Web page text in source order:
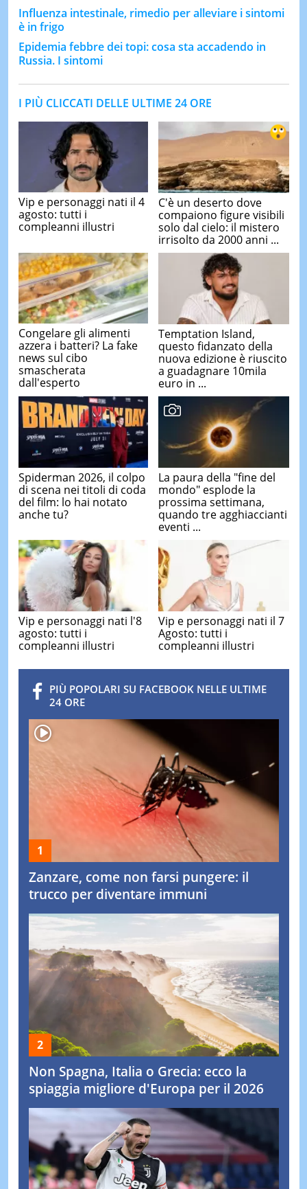
Influenza intestinale, rimedio per alleviare i sintomi
è in frigo
Epidemia febbre dei topi: cosa sta accadendo in
Russia. I sintomi
I PIÙ CLICCATI DELLE ULTIME 24 ORE
Vip e personaggi nati il 4
agosto: tutti i
compleanni illustri
C'è un deserto dove
compaiono figure visibili
solo dal cielo: il mistero
irrisolto da 2000 anni ...
Congelare gli alimenti
azzera i batteri? La fake
news sul cibo
smascherata
dall'esperto
Temptation Island,
questo fidanzato della
nuova edizione è riuscito
a guadagnare 10mila
euro in ...
Spiderman 2026, il colpo
di scena nei titoli di coda
del film: lo hai notato
anche tu?
La paura della "fine del
mondo" esplode la
prossima settimana,
quando tre agghiaccianti
eventi ...
Vip e personaggi nati l'8
agosto: tutti i
compleanni illustri
Vip e personaggi nati il 7
Agosto: tutti i
compleanni illustri
PIÙ POPOLARI SU FACEBOOK NELLE ULTIME
24 ORE
Zanzare, come non farsi pungere: il
trucco per diventare immuni
Non Spagna, Italia o Grecia: ecco la
spiaggia migliore d'Europa per il 2026